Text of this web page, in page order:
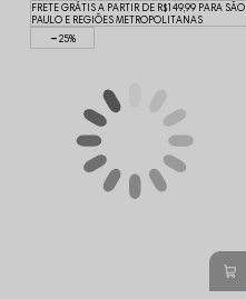
25%
FRETE GRÁTIS A PARTIR DE R$149,99 PARA SÃO
PAULO E REGIÕES METROPOLITANAS